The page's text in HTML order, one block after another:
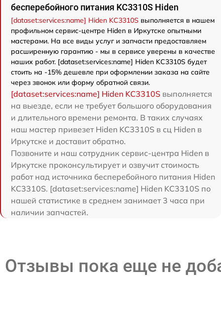
бесперебойного питания KC3310S Hiden
[dataset:services:name] Hiden KC3310S выполняется в нашем
профильном сервис-центре Hiden в Иркутске опытными
мастерами. На все виды услуг и запчасти предоставляем
расширенную гарантию - мы в сервисе уверены в качестве
наших работ. [dataset:services:name] Hiden KC3310S будет
стоить на -15% дешевле при оформлении заказа на сайте
через звонок или форму обратной связи.
[dataset:services:name] Hiden KC3310S выполняется
на выезде, если не требует большого оборудования
и длительного времени ремонта. В таких случаях
наш мастер привезет Hiden KC3310S в сц Hiden в
Иркутске и доставит обратно.
Позвоните и наш сотрудник сервис-центра Hiden в
Иркутске проконсультирует и озвучит стоимость
работ над источника бесперебойного питания Hiden
KC3310S. [dataset:services:name] Hiden KC3310S по
нашей статистике в среднем занимает 3 часа при
наличии запчастей.
Отзывы пока еще не